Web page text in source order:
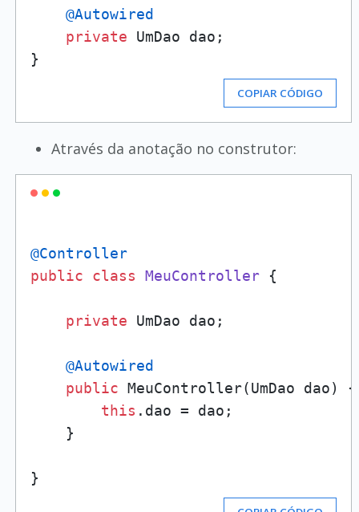
@Autowired
private UmDao dao;
COPIAR CÓDIGO
Através da anotação no construtor:
@Controller
public
class MeuController {
private UmDao dao;
@Autowired
public MeuController(UmDao dao) {
this .dao = dao;
    }